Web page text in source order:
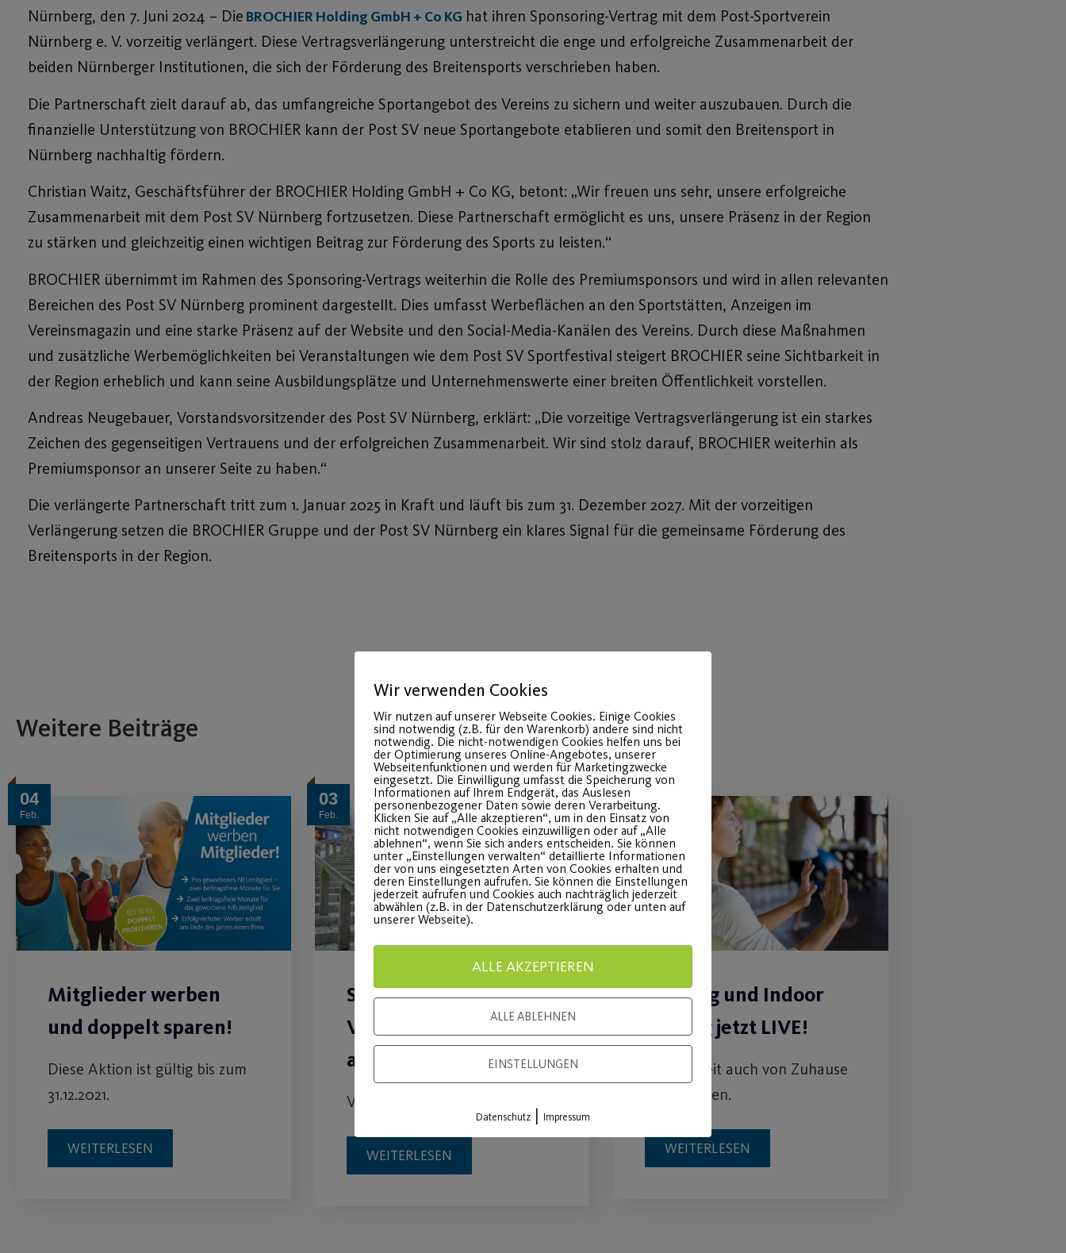
Nürnberg, den 7. Juni 2024 – Die BROCHIER Holding GmbH + Co KG hat ihren Sponsoring-Vertrag mit dem Post-Sportverein
Nürnberg e. V. vorzeitig verlängert. Diese Vertragsverlängerung unterstreicht die enge und erfolgreiche Zusammenarbeit der
beiden Nürnberger Institutionen, die sich der Förderung des Breitensports verschrieben haben.
Die Partnerschaft zielt darauf ab, das umfangreiche Sportangebot des Vereins zu sichern und weiter auszubauen. Durch die
finanzielle Unterstützung von BROCHIER kann der Post SV neue Sportangebote etablieren und somit den Breitensport in
Nürnberg nachhaltig fördern.
Christian Waitz, Geschäftsführer der BROCHIER Holding GmbH + Co KG, betont: „Wir freuen uns sehr, unsere erfolgreiche
Zusammenarbeit mit dem Post SV Nürnberg fortzusetzen. Diese Partnerschaft ermöglicht es uns, unsere Präsenz in der Region
zu stärken und gleichzeitig einen wichtigen Beitrag zur Förderung des Sports zu leisten.“
BROCHIER übernimmt im Rahmen des Sponsoring-Vertrags weiterhin die Rolle des Premiumsponsors und wird in allen relevanten
Bereichen des Post SV Nürnberg prominent dargestellt. Dies umfasst Werbeflächen an den Sportstätten, Anzeigen im
Vereinsmagazin und eine starke Präsenz auf der Website und den Social-Media-Kanälen des Vereins. Durch diese Maßnahmen
und zusätzliche Werbemöglichkeiten bei Veranstaltungen wie dem Post SV Sportfestival steigert BROCHIER seine Sichtbarkeit in
der Region erheblich und kann seine Ausbildungsplätze und Unternehmenswerte einer breiten Öffentlichkeit vorstellen.
Andreas Neugebauer, Vorstandsvorsitzender des Post SV Nürnberg, erklärt: „Die vorzeitige Vertragsverlängerung ist ein starkes
Zeichen des gegenseitigen Vertrauens und der erfolgreichen Zusammenarbeit. Wir sind stolz darauf, BROCHIER weiterhin als
Premiumsponsor an unserer Seite zu haben.“
Die verlängerte Partnerschaft tritt zum 1. Januar 2025 in Kraft und läuft bis zum 31. Dezember 2027. Mit der vorzeitigen
Verlängerung setzen die BROCHIER Gruppe und der Post SV Nürnberg ein klares Signal für die gemeinsame Förderung des
Breitensports in der Region.
Weitere Beiträge
04
Feb.
Mitglieder werben
und doppelt sparen!
Diese Aktion ist gültig bis zum
31.12.2021.
WEITERLESEN
03
Feb.
Statement des
Vorstands zur
aktuellen Situation
Vielen Dank für Ihre Treue.
WEITERLESEN
28
Jan.
Qi Gong und Indoor
Cycling jetzt LIVE!
Gesundheit auch von Zuhause
aus erhalten.
WEITERLESEN
Wir verwenden Cookies
Wir nutzen auf unserer Webseite Cookies. Einige Cookies
sind notwendig (z.B. für den Warenkorb) andere sind nicht
notwendig. Die nicht-notwendigen Cookies helfen uns bei
der Optimierung unseres Online-Angebotes, unserer
Webseitenfunktionen und werden für Marketingzwecke
eingesetzt. Die Einwilligung umfasst die Speicherung von
Informationen auf Ihrem Endgerät, das Auslesen
personenbezogener Daten sowie deren Verarbeitung.
Klicken Sie auf „Alle akzeptieren“, um in den Einsatz von
nicht notwendigen Cookies einzuwilligen oder auf „Alle
ablehnen“, wenn Sie sich anders entscheiden. Sie können
unter „Einstellungen verwalten“ detaillierte Informationen
der von uns eingesetzten Arten von Cookies erhalten und
deren Einstellungen aufrufen. Sie können die Einstellungen
jederzeit aufrufen und Cookies auch nachträglich jederzeit
abwählen (z.B. in der Datenschutzerklärung oder unten auf
unserer Webseite).
ALLE AKZEPTIEREN
ALLE ABLEHNEN
EINSTELLUNGEN
Datenschutz | Impressum